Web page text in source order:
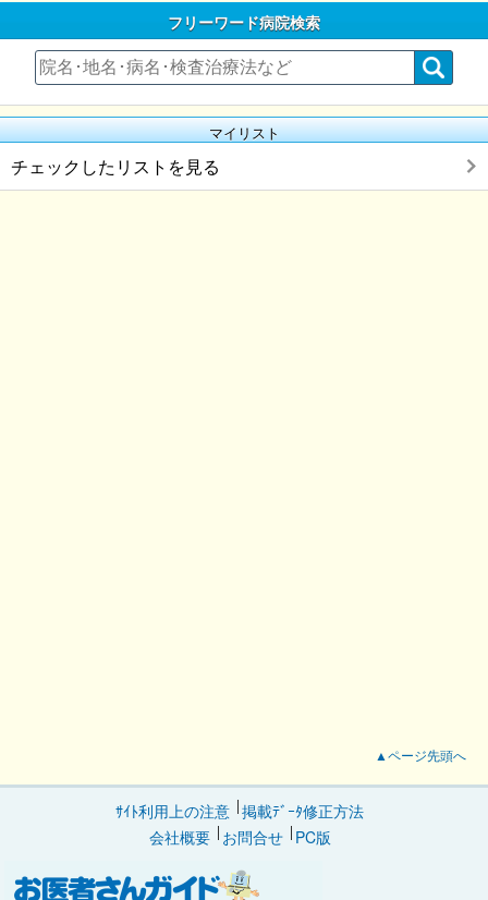
フリーワード病院検索
マイリスト
チェックしたリストを見る
▲ページ先頭へ
ｻｲﾄ利用上の注意 掲載ﾃﾞｰﾀ修正方法
会社概要
お問合せ PC版